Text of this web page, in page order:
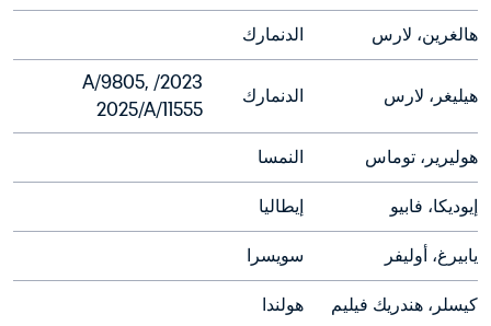
هالغرين، لارس الدنمارك
هيليغر، لارس الدنمارك
2023/A/9805,
2025/A/11555
هوليرير، توماس النمسا
إيوديكا، فابيو إيطاليا
يابيرغ، أوليفر سويسرا
كيسلر، هندريك فيليم هولندا